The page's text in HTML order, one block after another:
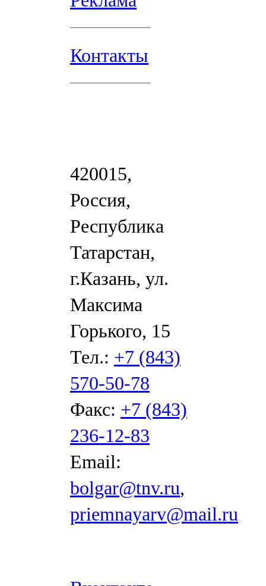
Контакты
420015,
Россия,
Республика
Татарстан,
г.Казань, ул.
Максима
Горького, 15
Тел.: +7 (843)
570-50-78
Факс: +7 (843)
236-12-83
Email:
bolgar@tnv.ru,
priemnayarv@mail.ru